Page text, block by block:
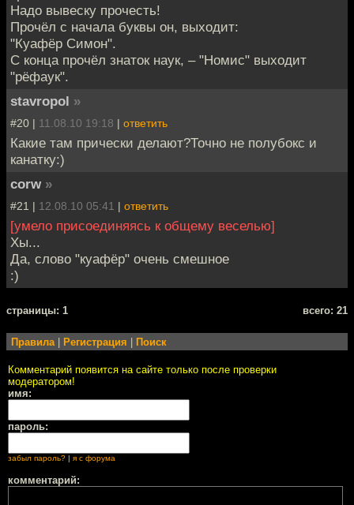
Надо вывеску прочесть!
Прочёл с начала буквы он, выходит:
"Куафёр Симон".
С конца прочёл знаток наук, – "Номис" выходит
"рёфаук".
stavropol »
#20 | 11.08.10 19:18 | ответить
Какие там прически делают?Точно не полубокс и
канатку:)
corw »
#21 | 12.08.10 05:41 | ответить
[умело присоединяясь к общему веселью]
Хы...
Да, слово "куафёр" очень смешное
:)
cтраницы: 1 всего: 21
Правила| Регистрация Поиск
Комментарий появится на сайте только после проверки
модератором!
имя:
пароль:
забыл пароль? | я с форума
комментарий: